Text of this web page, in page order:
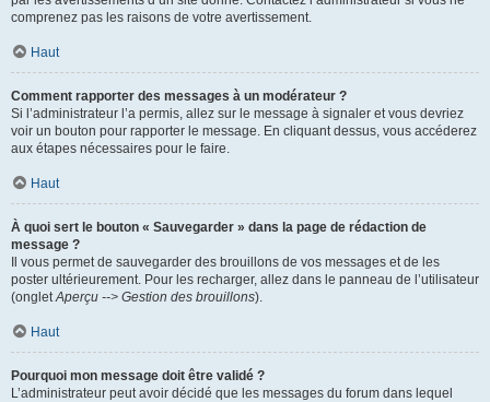
comprenez pas les raisons de votre avertissement.
Haut
Comment rapporter des messages à un modérateur ?
Si l’administrateur l’a permis, allez sur le message à signaler et vous devriez
voir un bouton pour rapporter le message. En cliquant dessus, vous accéderez
aux étapes nécessaires pour le faire.
Haut
À quoi sert le bouton « Sauvegarder » dans la page de rédaction de
message ?
Il vous permet de sauvegarder des brouillons de vos messages et de les
poster ultérieurement. Pour les recharger, allez dans le panneau de l’utilisateur
(ongletAperçu --> Gestion des brouillons).
Haut
Pourquoi mon message doit être validé ?
L’administrateur peut avoir décidé que les messages du forum dans lequel